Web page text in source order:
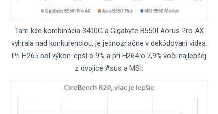
Tam kde kombinácia 3400G a Gigabyte B550I Aorus Pro AX
vyhrala nad konkurenciou, je jednoznačne v dekódovaní videa.
Pri H265 bol výkon lepší o 9% a pri H264 o 7,9% voči najlepšej
z dvojice Asus a MSI.